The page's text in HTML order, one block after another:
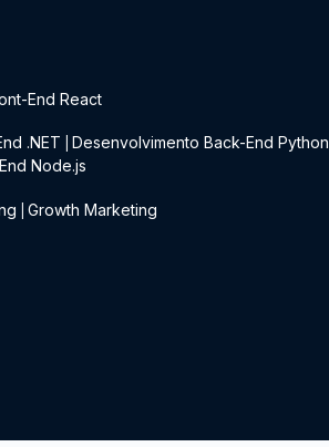
End React
.NET Desenvolvimento Back-End Python
Node.js
Growth Marketing